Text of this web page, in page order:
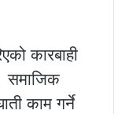
कारबाही
समाजिक
काम गर्ने